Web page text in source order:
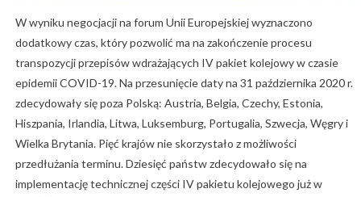
W wyniku negocjacji na forum Unii Europejskiej wyznaczono
dodatkowy czas, który pozwolić ma na zakończenie procesu
transpozycji przepisów wdrażających IV pakiet kolejowy w czasie
epidemii COVID-19. Na przesunięcie daty na 31 października 2020 r.
zdecydowały się poza Polską: Austria, Belgia, Czechy, Estonia,
Hiszpania, Irlandia, Litwa, Luksemburg, Portugalia, Szwecja, Węgry i
Wielka Brytania. Pięć krajów nie skorzystało z możliwości
przedłużania terminu. Dziesięć państw zdecydowało się na
implementację technicznej części IV pakietu kolejowego już w